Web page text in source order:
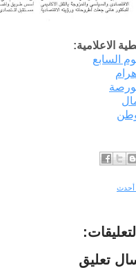
الاعلامية:
السابع
أحدث
تعليق